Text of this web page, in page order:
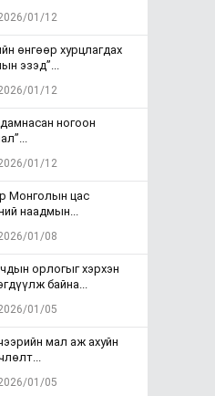
01/12
өнгөөр хурцлагдах
эзэд”...
01/12
ногоон
01/12
Монголын цас
наадмын...
01/08
орлогыг хэрхэн
байна...
01/05
мал аж ахуйн
01/05